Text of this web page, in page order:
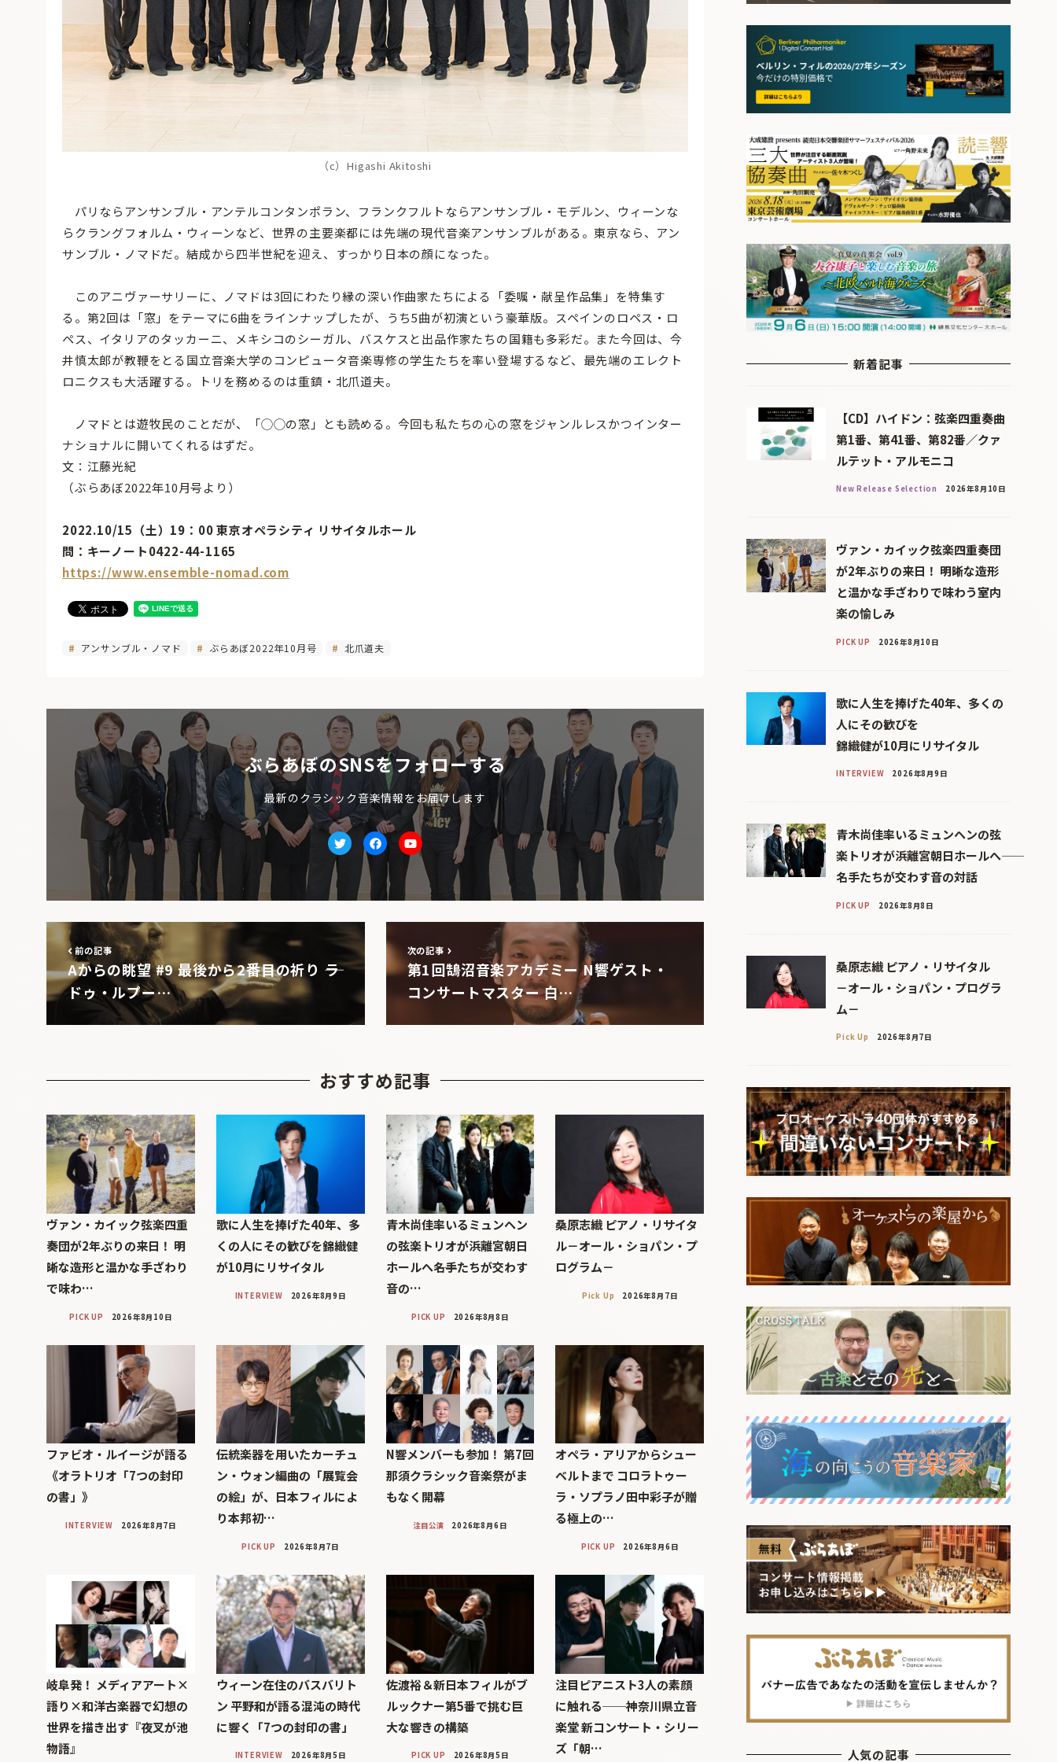
（c）Higashi Akitoshi
パリならアンサンブル・アンテルコンタンポラン、フランクフルトならアンサンブル・モデルン、ウィーンな
らクラングフォルム・ウィーンなど、世界の主要楽都には先端の現代音楽アンサンブルがある。東京なら、アン
サンブル・ノマドだ。結成から四半世紀を迎え、すっかり日本の顔になった。
このアニヴァーサリーに、ノマドは3回にわたり縁の深い作曲家たちによる「委嘱・献呈作品集」を特集す
る。第2回は「窓」をテーマに6曲をラインナップしたが、うち5曲が初演という豪華版。スペインのロペス・ロ
ペス、イタリアのタッカーニ、メキシコのシーガル、バスケスと出品作家たちの国籍も多彩だ。また今回は、今
井慎太郎が教鞭をとる国立音楽大学のコンピュータ音楽専修の学生たちを率い登場するなど、最先端のエレクト
ロニクスも大活躍する。トリを務めるのは重鎮・北爪道夫。
ノマドとは遊牧民のことだが、「◯◯の窓」とも読める。今回も私たちの心の窓をジャンルレスかつインター
ナショナルに開いてくれるはずだ。
文：江藤光紀
（ぶらあぼ2022年10月号より）
2022.10/15（土）19：00 東京オペラシティ リサイタルホール
問：キーノート0422-44-1165
https://www.ensemble-nomad.com
アンサンブル・ノマド ぶらあぼ2022年10月号 北爪道夫
ぶらあぼのSNSをフォローする
最新のクラシック音楽情報をお届けします
TwitterfacebookYoutube
前の記事
Aからの眺望 #9 最後から2番目の祈り ――ラ
ドゥ・ルプー…
次の記事
第1回鵠沼音楽アカデミー N響ゲスト・
コンサートマスター 白…
おすすめ記事
ヴァン・カイック弦楽四重
奏団が2年ぶりの来日！ 明
晰な造形と温かな手ざわり
で味わ…
PICK UP 2026年8月10日
歌に人生を捧げた40年、多
くの人にその歓びを錦織健
が10月にリサイタル
INTERVIEW 2026年8月9日
青木尚佳率いるミュンヘン
の弦楽トリオが浜離宮朝日
ホールへ――名手たちが交わす
音の…
PICK UP 2026年8月8日
桑原志織 ピアノ・リサイタ
ル－オール・ショパン・プ
ログラム－
Pick Up 2026年8月7日
ファビオ・ルイージが語る
《オラトリオ「7つの封印
の書」》
INTERVIEW 2026年8月7日
伝統楽器を用いたカーチュ
ン・ウォン編曲の「展覧会
の絵」が、日本フィルによ
り本邦初…
PICK UP 2026年8月7日
N響メンバーも参加！ 第7回
那須クラシック音楽祭がま
もなく開幕
注目公演 2026年8月6日
オペラ・アリアからシュー
ベルトまで コロラトゥー
ラ・ソプラノ田中彩子が贈
る極上の…
PICK UP 2026年8月6日
岐阜発！ メディアアート×
語り×和洋古楽器で幻想の
世界を描き出す『夜叉が池
物語』
ウィーン在住のバスバリト
ン 平野和が語る混沌の時代
に響く「7つの封印の書」
INTERVIEW 2026年8月5日
佐渡裕＆新日本フィルがブ
ルックナー第5番で挑む巨
大な響きの構築
PICK UP 2026年8月5日
注目ピアニスト3人の素顔
に触れる──神奈川県立音
楽堂 新コンサート・シリー
ズ「朝…
新着記事
【CD】ハイドン：弦楽四重奏曲
第1番、第41番、第82番／クァ
ルテット・アルモニコ
New Release Selection 2026年8月10日
ヴァン・カイック弦楽四重奏団
が2年ぶりの来日！ 明晰な造形
と温かな手ざわりで味わう室内
楽の愉しみ
PICK UP 2026年8月10日
歌に人生を捧げた40年、多くの
人にその歓びを
錦織健が10月にリサイタル
INTERVIEW 2026年8月9日
青木尚佳率いるミュンヘンの弦
楽トリオが浜離宮朝日ホールへ――
名手たちが交わす音の対話
PICK UP 2026年8月8日
桑原志織 ピアノ・リサイタル
－オール・ショパン・プログラ
ム－
Pick Up 2026年8月7日
人気の記事